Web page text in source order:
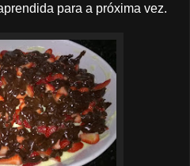
para a próxima vez.